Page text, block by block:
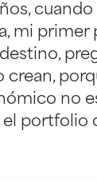
mi primer
crean,
no
portfolio